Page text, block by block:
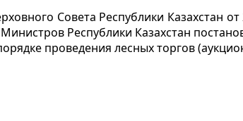
Совета Республики Казахстан
Республики Казахстан
проведения лесных торгов